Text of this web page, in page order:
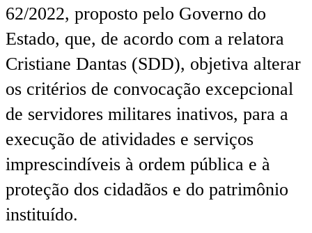
62/2022, proposto pelo Governo do
Estado, que, de acordo com a relatora
Cristiane Dantas (SDD), objetiva alterar
os critérios de convocação excepcional
de servidores militares inativos, para a
execução de atividades e serviços
imprescindíveis à ordem pública e à
proteção dos cidadãos e do patrimônio
instituído.